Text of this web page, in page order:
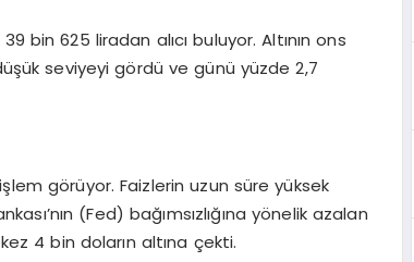
bin 625 liradan alıcı buluyor. Altının ons
seviyeyi gördü ve günü yüzde 2,7
görüyor. Faizlerin uzun süre yüksek
(Fed) bağımsızlığına yönelik azalan
4 bin doların altına çekti.